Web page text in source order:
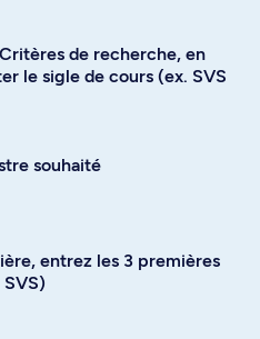
de recherche, en
le sigle de cours (ex. SVS
souhaité
entrez les 3 premières